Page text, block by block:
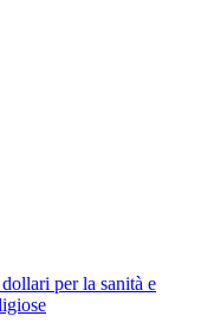
per la sanità e